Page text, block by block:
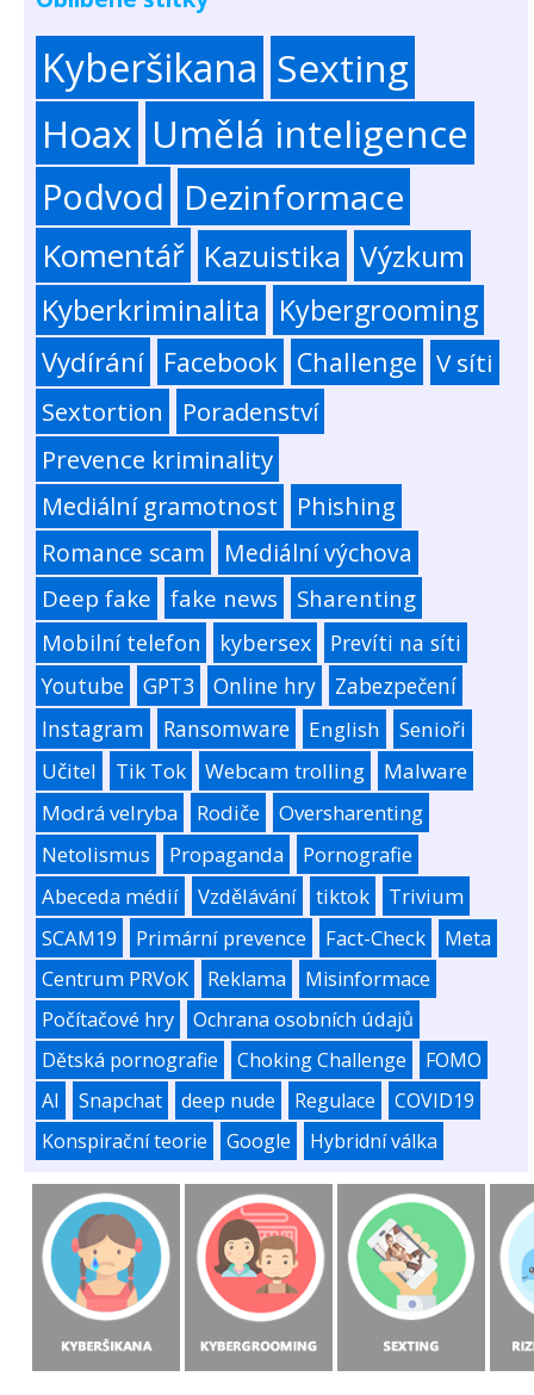
Kyberšikana Sexting
Hoax Umělá inteligence
Podvod Dezinformace
Komentář Kazuistika Výzkum
Kyberkriminalita Kybergrooming
Vydírání Facebook Challenge
V síti
Sextortion
Poradenství
Prevence kriminality
Mediální gramotnost
Phishing
Romance scam
Mediální výchova
Deep fake fake news Sharenting
Mobilní telefon kybersex
Prevíti na síti
Youtube
GPT3 Online hry
Zabezpečení
Instagram
Ransomware English
Senioři
Učitel
Tik Tok Webcam trolling
Malware
Modrá velryba
Rodiče
Oversharenting
Netolismus
Propaganda
Pornografie
Abeceda médií
Vzdělávání tiktok
Trivium
SCAM19
Primární prevence Fact-Check
Meta
Centrum PRVoK
Reklama
Misinformace
Počítačové hry
Ochrana osobních údajů
Dětská pornografie
Choking Challenge
FOMO
AI
Snapchat deep nude Regulace
COVID19
Konspirační teorie
Google Hybridní válka